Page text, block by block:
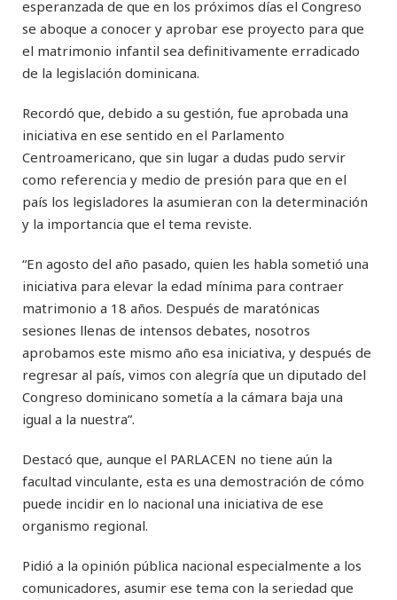
esperanzada de que en los próximos días el Congreso
se aboque a conocer y aprobar ese proyecto para que
el matrimonio infantil sea definitivamente erradicado
de la legislación dominicana.
Recordó que, debido a su gestión, fue aprobada una
iniciativa en ese sentido en el Parlamento
Centroamericano, que sin lugar a dudas pudo servir
como referencia y medio de presión para que en el
país los legisladores la asumieran con la determinación
y la importancia que el tema reviste.
“En agosto del año pasado, quien les habla sometió una
iniciativa para elevar la edad mínima para contraer
matrimonio a 18 años. Después de maratónicas
sesiones llenas de intensos debates, nosotros
aprobamos este mismo año esa iniciativa, y después de
regresar al país, vimos con alegría que un diputado del
Congreso dominicano sometía a la cámara baja una
igual a la nuestra”.
Destacó que, aunque el PARLACEN no tiene aún la
facultad vinculante, esta es una demostración de cómo
puede incidir en lo nacional una iniciativa de ese
organismo regional.
Pidió a la opinión pública nacional especialmente a los
comunicadores, asumir ese tema con la seriedad que